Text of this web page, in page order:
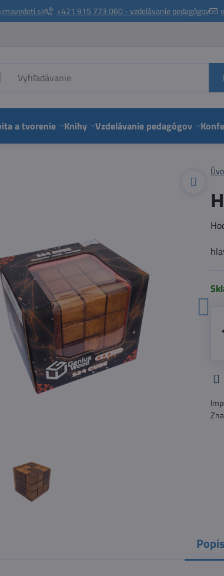
+421 915 773 060 - vzdelávanie pedagógov
a tvorenie Knihy Vzdelávanie pedagógov
Popis